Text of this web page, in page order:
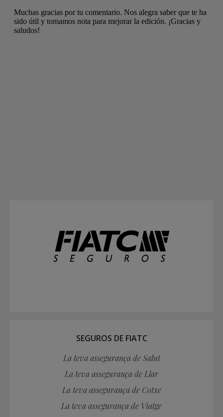
SEGUROS DE FIATC
La teva assegurança de Salut
La teva assegurança de Llar
La teva assegurança de Cotxe
La teva assegurança de Viatge